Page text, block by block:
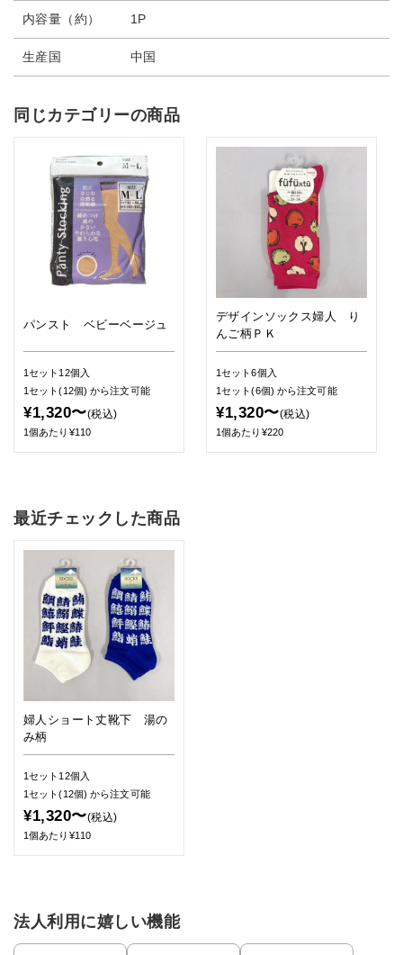
内容量（約） 1P
生産国 中国
同じカテゴリーの商品
パンスト ベビーベージュ
1セット12個入
1セット(12個)から注文可能
¥1,320〜(税込)
1個あたり¥110
デザインソックス婦人 り
んご柄ＰＫ
1セット6個入
1セット(6個) から注文可能
¥1,320〜(税込)
1個あたり¥220
最近チェックした商品
婦人ショート丈靴下 湯の
み柄
1セット12個入
1セット(12個)から注文可能
¥1,320〜(税込)
1個あたり¥110
法人利用に嬉しい機能